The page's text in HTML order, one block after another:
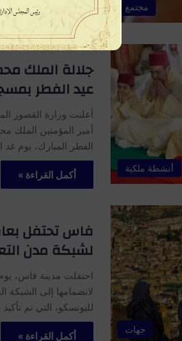
مجتمع
أكمل القراءة »
أنشطة ملكية
جلالة الملك
عيد الفطر
أعلنت وزارة القصور
أمير المؤمنين الملك
الفطر المبارك، يوم غد
أكمل القراءة »
جهات
فاس تحتفل
لشبكة مدن
احتفلت مدينة فاس، يوم
لانضمامها إلى الشبكة
لليونسكو، التي تم
أكمل القراءة »